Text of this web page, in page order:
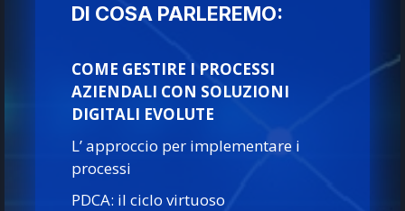
DI COSA PARLEREMO:
COME GESTIRE I PROCESSI
AZIENDALI CON SOLUZIONI
DIGITALI EVOLUTE
L’ approccio per implementare i
processi
PDCA: il ciclo virtuoso